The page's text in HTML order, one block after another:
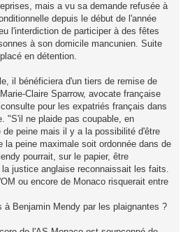
mais a vu sa demande refusée à
depuis le début de l'année
l'interdiction de participer à des fêtes
à son domicile mancunien. Suite
en détention.
il bénéficiera d'un tiers de remise de
Claire Sparrow, avocate française
pour les expatriés français dans
"S'il ne plaide pas coupable, en
peine mais il y a la possibilité d'être
peine maximale soit ordonnée dans de
pourrait, sur le papier, être
justice anglaise reconnaissait les faits.
ou encore de Monaco risquerait entre
Benjamin Mendy par les plaignantes ?